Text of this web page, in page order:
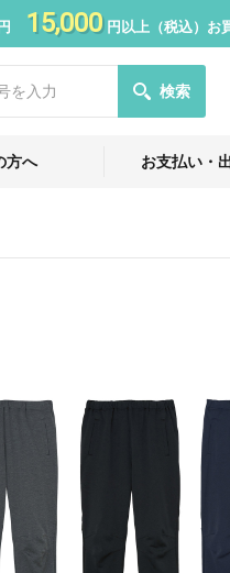
15,000円以上（税込）お
検索
方へ お支払い・